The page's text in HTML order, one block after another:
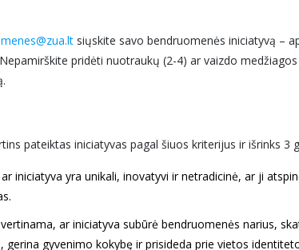
siųskite savo bendruomenės iniciatyvą –
pridėti nuotraukų (2-4) ar vaizdo
pateiktas iniciatyvas pagal šiuos kriterijus ir išrinks 3
iniciatyva yra unikali, inovatyvi ir netradicinė, ar ji
vertinama, ar iniciatyva subūrė bendruomenės narius,
gyvenimo kokybę ir prisideda prie vietos